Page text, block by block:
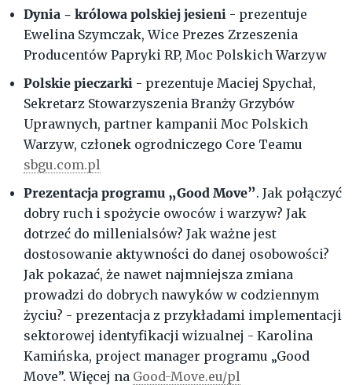
Dynia - królowa polskiej jesieni - prezentuje
Ewelina Szymczak, Wice Prezes Zrzeszenia
Producentów Papryki RP, Moc Polskich Warzyw
Polskie pieczarki - prezentuje Maciej Spychał,
Sekretarz Stowarzyszenia Branży Grzybów
Uprawnych, partner kampanii Moc Polskich
Warzyw, członek ogrodniczego Core Teamu
sbgu.com.pl
Prezentacja programu „Good Move”. Jak połączyć
dobry ruch i spożycie owoców i warzyw? Jak
dotrzeć do millenialsów? Jak ważne jest
dostosowanie aktywności do danej osobowości?
Jak pokazać, że nawet najmniejsza zmiana
prowadzi do dobrych nawyków w codziennym
życiu? - prezentacja z przykładami implementacji
sektorowej identyfikacji wizualnej - Karolina
Kamińska, project manager programu „Good
Move”. Więcej na Good-Move.eu/pl